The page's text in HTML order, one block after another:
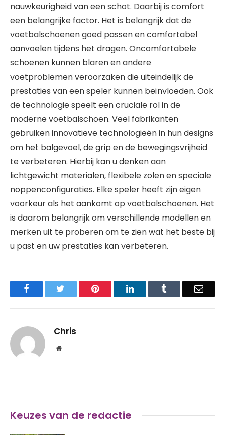
nauwkeurigheid van een schot. Daarbij is comfort
een belangrijke factor. Het is belangrijk dat de
voetbalschoenen goed passen en comfortabel
aanvoelen tijdens het dragen. Oncomfortabele
schoenen kunnen blaren en andere
voetproblemen veroorzaken die uiteindelijk de
prestaties van een speler kunnen beïnvloeden. Ook
de technologie speelt een cruciale rol in de
moderne voetbalschoen. Veel fabrikanten
gebruiken innovatieve technologieën in hun designs
om het balgevoel, de grip en de bewegingsvrijheid
te verbeteren. Hierbij kan u denken aan
lichtgewicht materialen, flexibele zolen en speciale
noppenconfiguraties. Elke speler heeft zijn eigen
voorkeur als het aankomt op voetbalschoenen. Het
is daarom belangrijk om verschillende modellen en
merken uit te proberen om te zien wat het beste bij
u past en uw prestaties kan verbeteren.
Facebook Pinterest LinkedIn Email
Chris
Website
Keuzes van de redactie